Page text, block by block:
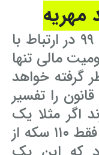
مهریه
در آخرین قانونی که در سال ۹۹ در ارتباط با
مالی تنها
سکه در نظر گرفته خواهد
را تفسیر
اگر مثلا یک
هزار سکه مهریه تعیین کنند فقط ۱۱۰ سکه از